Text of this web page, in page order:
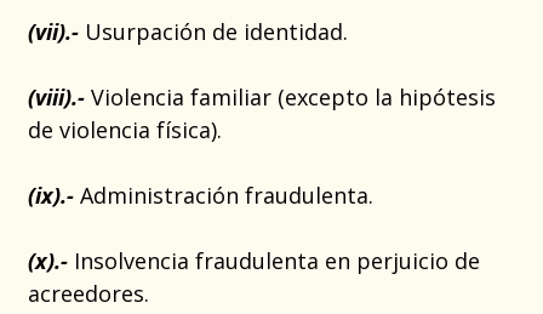
(vii).- Usurpación de identidad.
(viii).- Violencia familiar (excepto la hipótesis
de violencia física).
(ix).- Administración fraudulenta.
(x).- Insolvencia fraudulenta en perjuicio de
acreedores.